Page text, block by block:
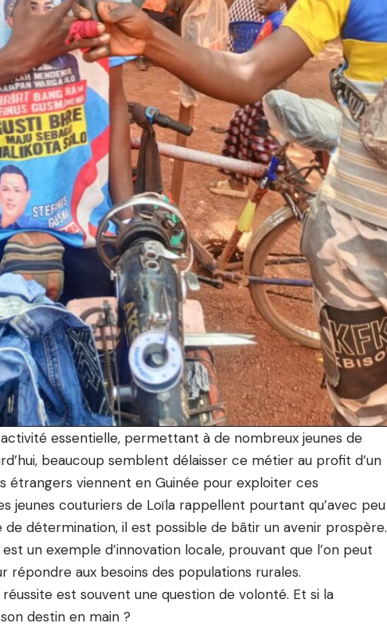
essentielle, permettant à de nombreux jeunes de
beaucoup semblent délaisser ce métier au profit d’un
étrangers viennent en Guinée pour exploiter ces
jeunes couturiers de Loïla rappellent pourtant qu’avec peu
détermination, il est possible de bâtir un avenir prospère.
un exemple d’innovation locale, prouvant que l’on peut
répondre aux besoins des populations rurales.
est souvent une question de volonté. Et si la
destin en main ?